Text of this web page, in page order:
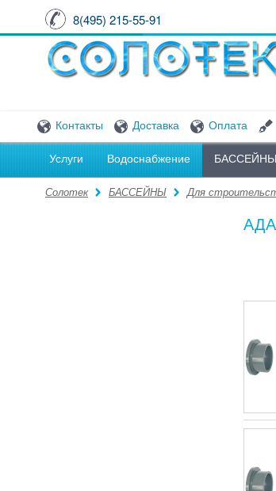
8(495) 215-55-91
Контакты Доставка Оплата
Услуги Водоснабжение БАССЕЙНЫ
Солотек БАССЕЙНЫ Для